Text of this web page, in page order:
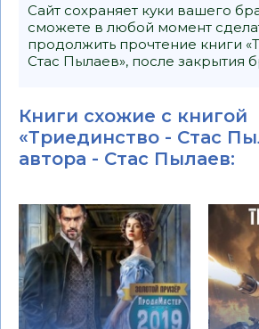
Сайт сохраняет куки вашего
сможете в любой момент
продолжить прочтение книги
Стас Пылаев», после закрытия
Книги схожие с книгой
«Триединство - Стас
автора - Стас Пылаев: